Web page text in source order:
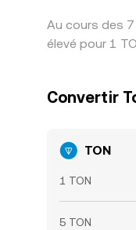
Au cours des
élevé pour 1
Convertir
TON
1 TON
5 TON